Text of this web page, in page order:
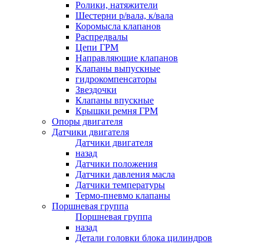
Ролики, натяжители
Шестерни р/вала, к/вала
Коромысла клапанов
Распредвалы
Цепи ГРМ
Направляющие клапанов
Клапаны выпускные
гидрокомпенсаторы
Звездочки
Клапаны впускные
Крышки ремня ГРМ
Опоры двигателя
Датчики двигателя
Датчики двигателя
назад
Датчики положения
Датчики давления масла
Датчики температуры
Термо-пневмо клапаны
Поршневая группа
Поршневая группа
назад
Детали головки блока цилиндров